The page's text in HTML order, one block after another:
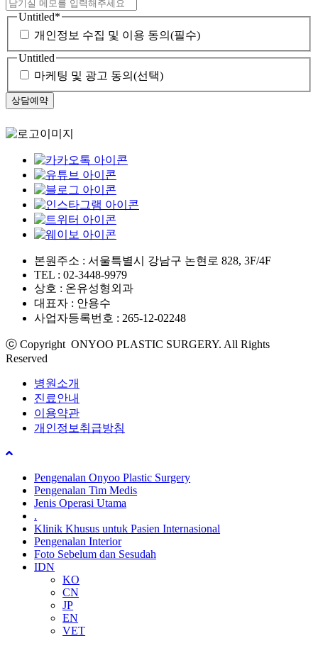
Untitled*
개인정보 수집 및 이용 동의(필수)
Untitled
마케팅 및 광고 동의(선택)
본원주소 : 서울특별시 강남구 논현로 828, 3F/4F
TEL : 02-3448-9979
상호 : 온유성형외과
대표자 : 안용수
사업자등록번호 : 265-12-02248
ⓒ Copyright ONYOO PLASTIC SURGERY. All Rights
Reserved
병원소개
진료안내
이용약관
개인정보취급방침
Pengenalan Onyoo Plastic Surgery
Pengenalan Tim Medis
Jenis Operasi Utama
.
Klinik Khusus untuk Pasien Internasional
Pengenalan Interior
Foto Sebelum dan Sesudah
IDN
KO
CN
JP
EN
VET